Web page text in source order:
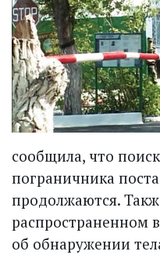
сообщила, что
пограничника
продолжаются.
распространенном
об обнаружении